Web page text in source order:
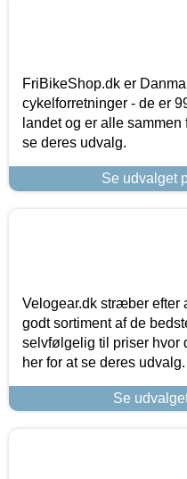
FriBikeShop.dk er
cykelforretninger - de er
landet og er alle
se deres udvalg.
Se udvalget
Velogear.dk stræber efter
godt sortiment af de
selvfølgelig til priser hvor
her for at se deres udvalg.
Se